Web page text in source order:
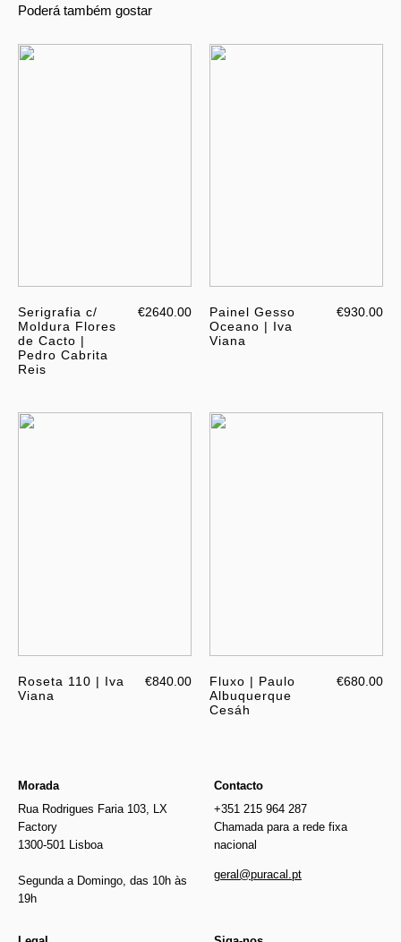
Poderá também gostar
Serigrafia c/
Moldura Flores
de Cacto |
Pedro Cabrita
Reis
€2640.00
Painel Gesso
Oceano | Iva
Viana
€930.00
Roseta 110 | Iva
Viana
€840.00
Fluxo | Paulo
Albuquerque
Cesáh
€680.00
Morada
Rua Rodrigues Faria 103, LX
Factory
1300-501 Lisboa
Segunda a Domingo, das 10h às
19h
Contacto
+351 215 964 287
Chamada para a rede fixa
nacional
geral@puracal.pt